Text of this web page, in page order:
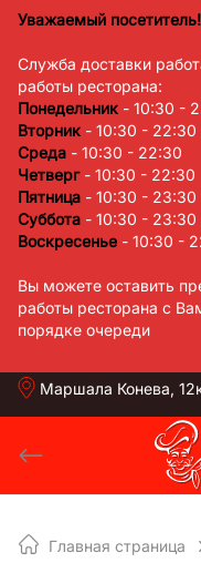
Уважаемый посетитель!
Служба доставки
работы ресторана:
Понедельник - 10:30 -
Вторник - 10:30 - 22:30
Среда - 10:30 - 22:30
Четверг- 10:30 - 22:30
Пятница - 10:30 - 23:30
Суббота - 10:30 - 23:30
Воскресенье - 10:30 -
Вы можете оставить
работы ресторана с
порядке очереди
Skip
content
Маршала Конева,
Главная страница